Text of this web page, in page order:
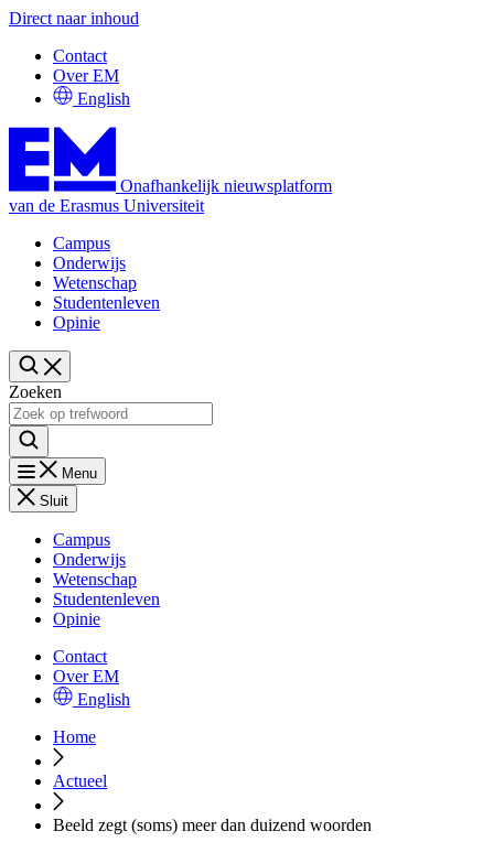
Direct naar inhoud
Contact
Over EM
English
Onafhankelijk nieuwsplatform
van de Erasmus Universiteit
Campus
Onderwijs
Wetenschap
Studentenleven
Opinie
Zoeken
Menu
Sluit
Campus
Onderwijs
Wetenschap
Studentenleven
Opinie
Contact
Over EM
English
Home
Actueel
Beeld zegt (soms) meer dan duizend woorden